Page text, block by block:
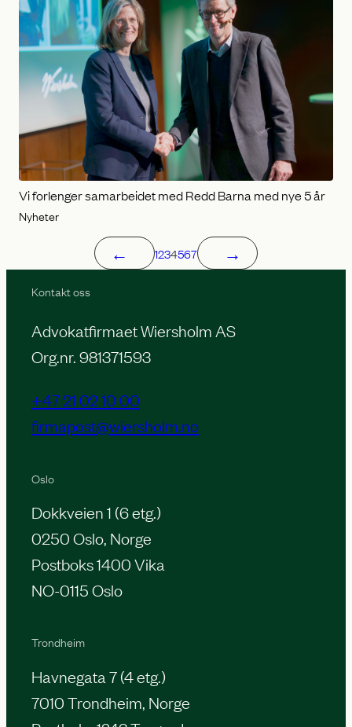
Vi forlenger samarbeidet med Redd Barna med nye 5 år
Nyheter
← 1234567 →
Kontakt oss
Advokatfirmaet Wiersholm AS
Org.nr. 981371593
+47 21 02 10 00
firmapost@wiersholm.no
Oslo
Dokkveien 1 (6 etg.)
0250 Oslo, Norge
Postboks 1400 Vika
NO-0115 Oslo
Trondheim
Havnegata 7 (4 etg.)
7010 Trondheim, Norge